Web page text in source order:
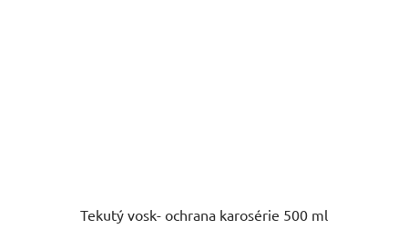
Tekutý vosk- ochrana karosérie 500 ml